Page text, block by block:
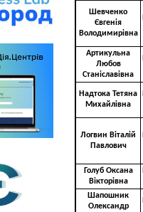
Шевченко
Євгенія
Володимирівна
Артикульна
Любов
Станіславівна
Надтока Тетяна
Михайлівна
Логвин Віталій
Павлович
Голуб Оксана
Вікторівна
Шапошник
Олександр